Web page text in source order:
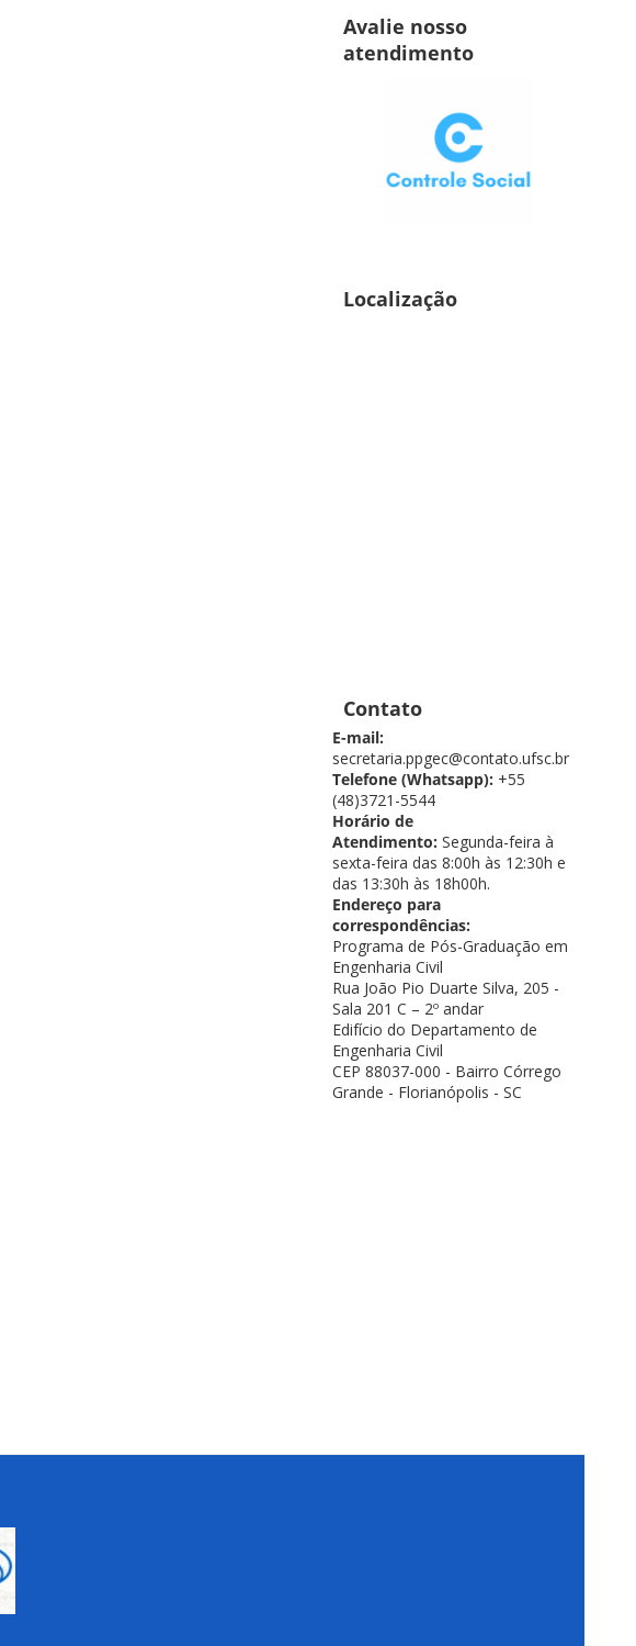
Avalie nosso
atendimento
Localização
Contato
E-mail:
secretaria.ppgec@contato.ufsc.br
Telefone (Whatsapp): +55
(48)3721-5544
Horário de
Atendimento: Segunda-feira à
sexta-feira das 8:00h às 12:30h e
das 13:30h às 18h00h.
Endereço para
correspondências:
Programa de Pós-Graduação em
Engenharia Civil
Rua João Pio Duarte Silva, 205 -
Sala 201 C – 2º andar
Edifício do Departamento de
Engenharia Civil
CEP 88037-000 - Bairro Córrego
Grande - Florianópolis - SC